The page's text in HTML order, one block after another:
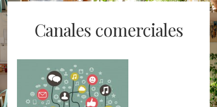
Canales comerciales